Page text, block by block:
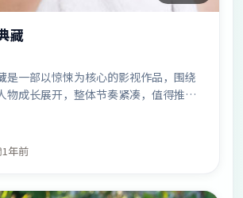
藏
一部以惊悚为核心的影视作品，围绕
物成长展开，整体节奏紧凑，值得推荐
1年前